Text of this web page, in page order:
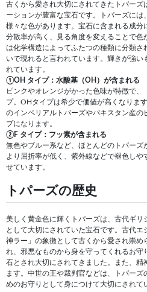
古くから愛され大切にされてきたトパーズ
ーションが豊富な宝石です。トパーズには
様々な色があります。宝石に含まれる成
分散率が高く、見る角度を変えることで
は化学構造によってふたつの種類に分類さ
いで現れると言われています。輝きが強
れています。
①OH タイプ：水酸基（OH）が含まれる
ピンクやオレンジがかった色味が特徴で
プ。OHタイプは希少で価値が高くなりま
のインペリアルトパーズやパキスタン産の
プになります。
②F タイプ：フッ素が含まれる
無色やブルー系など、ほとんどのトパー
より屈折率が低く、紫外線などで褪色しや
せています。
トパーズの歴史
美しく黄金色に輝くトパーズは、古代ギ
として大切にされていた宝石です。古代
神ラー」の象徴として古くから愛され崇め
れ、邪悪なものから身を守ってくれるお守
石とされ大切にされてきました。また、
ます。中世の王や裁判官などは、トパー
めのお守りとして身につけて大切にされて